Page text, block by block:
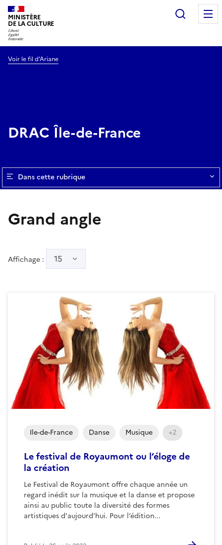
MINISTÈRE
DE LA CULTURE
Voir le fil d’Ariane
DRAC Île-de-France
Dans cette rubrique
Grand angle
Affichage : 15
Le festival de Royaumont ou l’éloge de
la création
Le Festival de Royaumont offre chaque année un
regard inédit sur la musique et la danse et propose
ainsi au public toute la diversité des formes
artistiques d'aujourd'hui. Pour l’édition...
Ile-de-France Danse Musique +2